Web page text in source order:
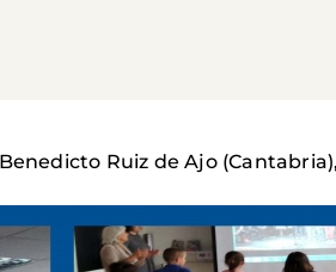
Ruiz de Ajo